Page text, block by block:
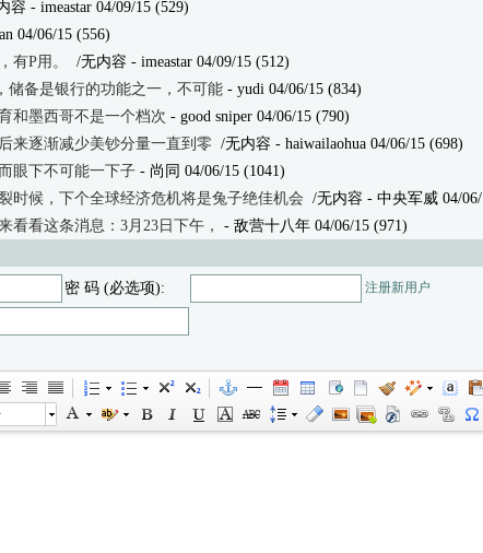
容 - imeastar 04/09/15 (529)
04/06/15 (556)
有P用。
/无内容 - imeastar 04/09/15 (512)
储备是银行的功能之一，不可能 - yudi 04/06/15 (834)
和墨西哥不是一个档次 - good sniper 04/06/15 (790)
来逐渐减少美钞分量一直到零 /无内容 - haiwailaohua 04/06/15 (698)
眼下不可能一下子 - 尚同 04/06/15 (1041)
时候，下个全球经济危机将是兔子绝佳机会 /无内容 - 中央军威 04/06/15 (535)
看看这条消息：3月23日下午，
- 敌营十八年 04/06/15 (971)
密 码 (必选项): 注册新用户